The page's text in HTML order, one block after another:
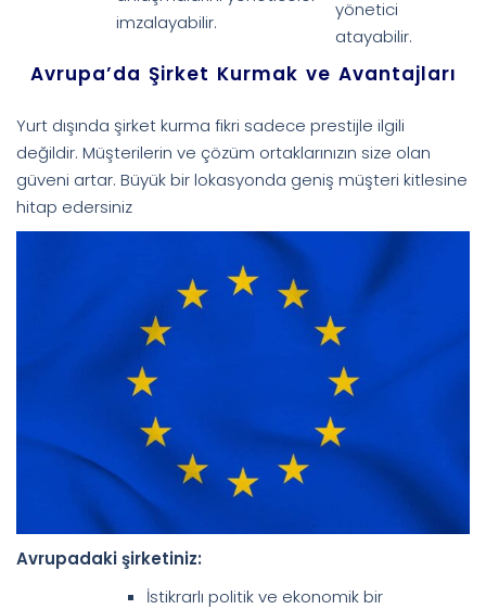
imzalayabilir.
yönetici
atayabilir.
Avrupa’da Şirket Kurmak ve Avantajları
Yurt dışında şirket kurma fikri sadece prestijle ilgili
değildir. Müşterilerin ve çözüm ortaklarınızın size olan
güveni artar. Büyük bir lokasyonda geniş müşteri kitlesine
hitap edersiniz
Avrupadaki şirketiniz:
İstikrarlı politik ve ekonomik bir